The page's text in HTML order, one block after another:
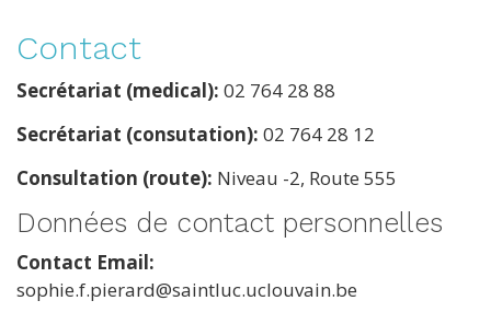
Contact
Secrétariat (medical): 02 764 28 88
Secrétariat (consutation): 02 764 28 12
Consultation (route): Niveau -2, Route 555
Données de contact personnelles
Contact Email
sophie.f.pierard@saintluc.uclouvain.be